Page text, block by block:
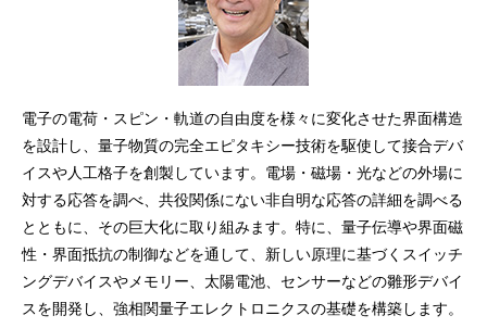
電子の電荷・スピン・軌道の自由度を様々に変化させた界面構造
を設計し、量子物質の完全エピタキシー技術を駆使して接合デバ
イスや人工格子を創製しています。電場・磁場・光などの外場に
対する応答を調べ、共役関係にない非自明な応答の詳細を調べる
とともに、その巨大化に取り組みます。特に、量子伝導や界面磁
性・界面抵抗の制御などを通して、新しい原理に基づくスイッチ
ングデバイスやメモリー、太陽電池、センサーなどの雛形デバイ
スを開発し、強相関量子エレクトロニクスの基礎を構築します。